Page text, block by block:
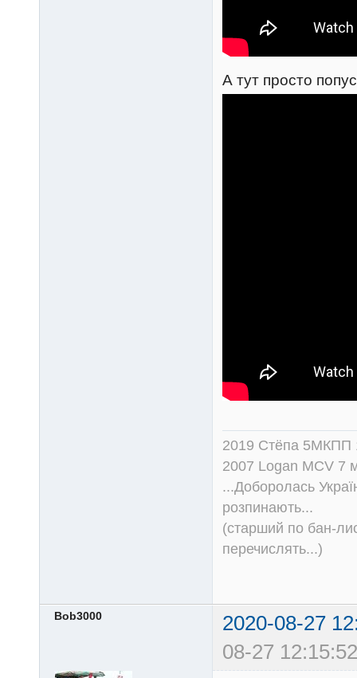
А тут просто
2019 Стёпа
2007 Logan MCV 7
...Доборолась
розпинають...
(старший по бан-
перечислять...)
Bob3000
2020-08-27
08-27